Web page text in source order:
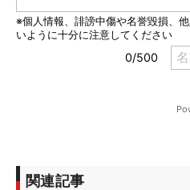
関連記事